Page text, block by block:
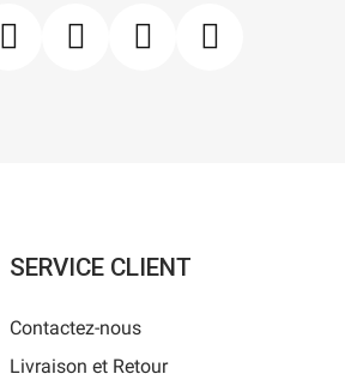
SERVICE CLIENT
Contactez-nous
Livraison et Retour